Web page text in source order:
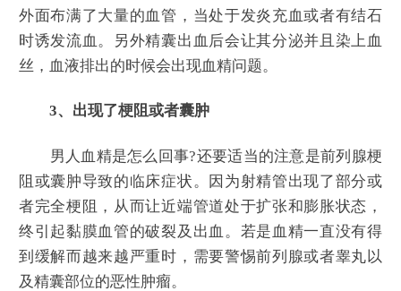
外面布满了大量的血管，当处于发炎充血或者有结石
时诱发流血。另外精囊出血后会让其分泌并且染上血
丝，血液排出的时候会出现血精问题。
3、出现了梗阻或者囊肿
男人血精是怎么回事?还要适当的注意是前列腺梗
阻或囊肿导致的临床症状。因为射精管出现了部分或
者完全梗阻，从而让近端管道处于扩张和膨胀状态，
终引起黏膜血管的破裂及出血。若是血精一直没有得
到缓解而越来越严重时，需要警惕前列腺或者睾丸以
及精囊部位的恶性肿瘤。